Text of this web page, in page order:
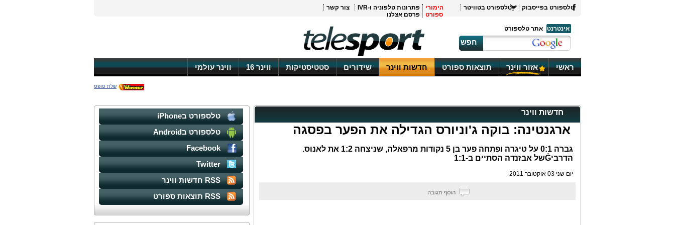
טלספורט בפייסבוק טלספורט בטוויטר
הימורי
ספורט
פתרונות טלפוניה ו-IVR
צור קשר
פרסם אצלנו
אינטרנט
אתר טלספורט
חפש
ראשי אזור ווינר תוצאות ספורט חדשות ווינר שידורים סטטיסטיקות ווינר 16 ווינר עולמי
שלח טופס
חדשות ווינר
ארגנטינה: בוקה ג'וניורס הגדילה את הפער בפסגה
גברה 0:1 על טיגרה ופתחה פער בן 5 נקודות מרפאלה, שניצחה 1:2 את לאנוס.
הדרביĠשל אבזנדה הסתיים ב-1:1
יום שני 03 אוקטובר 2011
טלספורט בiPhone
טלספורט בAndroid
Facebook
Twitter
RSS חדשות ווינר
RSS תוצאות ספורט